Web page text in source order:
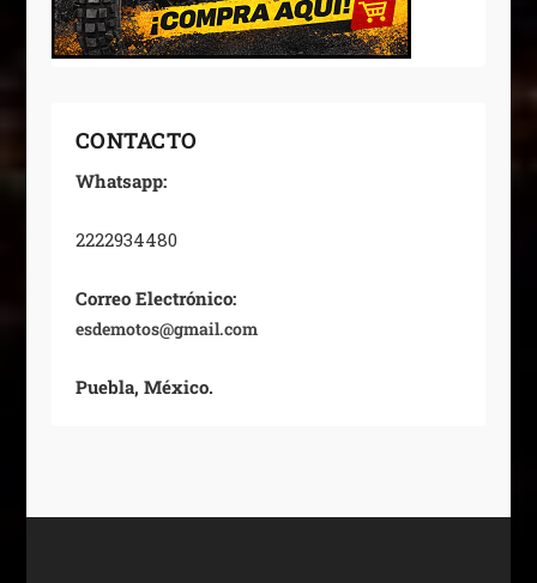
CONTACTO
Whatsapp:
2222934480
Correo Electrónico:
esdemotos@gmail.com
Puebla, México.